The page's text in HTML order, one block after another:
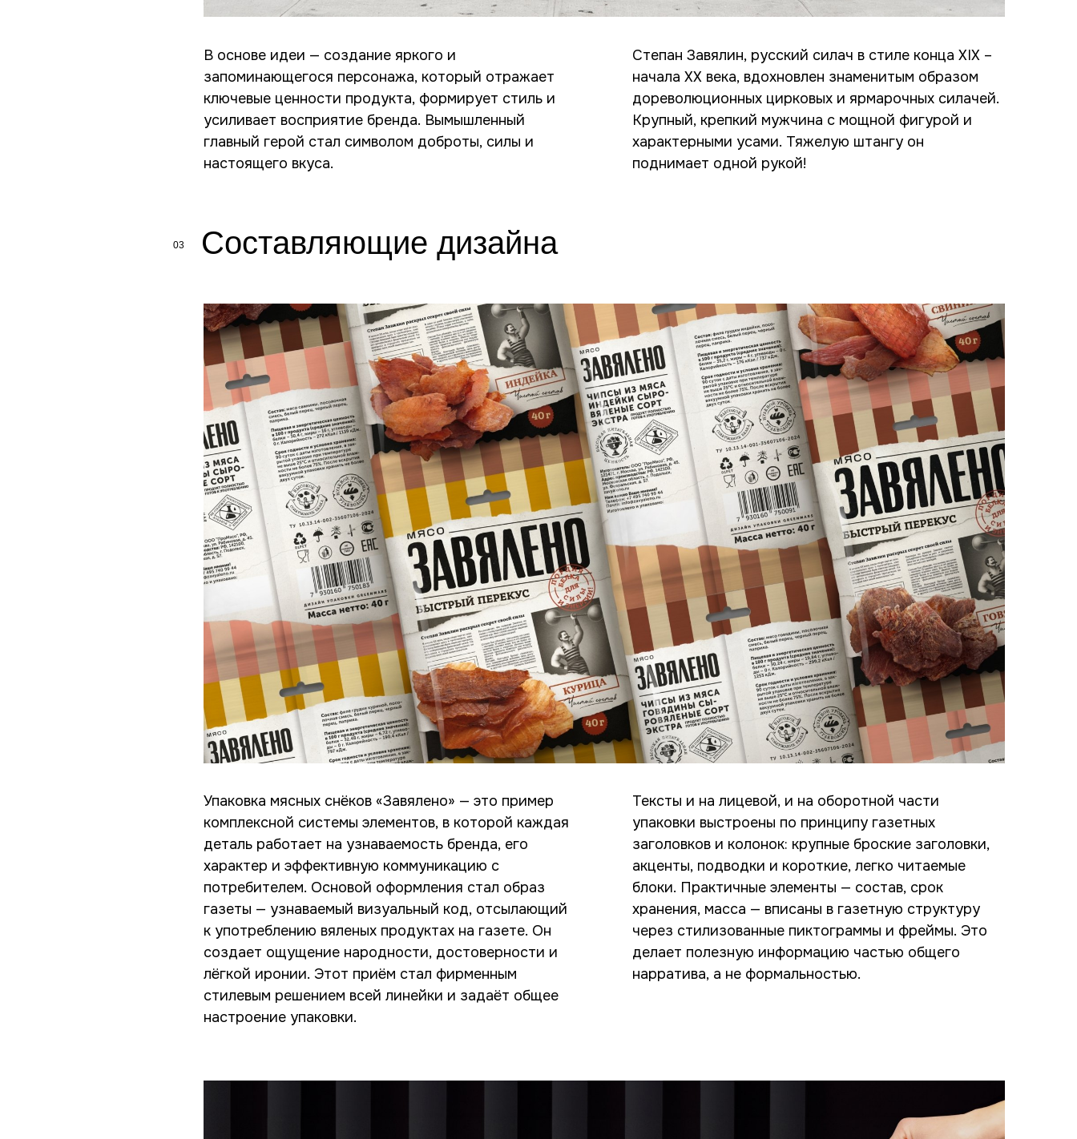
В основе идеи — создание яркого и
запоминающегося персонажа, который отражает
ключевые ценности продукта, формирует стиль и
усиливает восприятие бренда. Вымышленный
главный герой стал символом доброты, силы и
настоящего вкуса.
Степан Завялин, русский силач в стиле конца XIX –
начала XX века, вдохновлен знаменитым образом
дореволюционных цирковых и ярмарочных силачей.
Крупный, крепкий мужчина с мощной фигурой и
характерными усами. Тяжелую штангу он
поднимает одной рукой!
03 Составляющие дизайна
Упаковка мясных снёков «Завялено» — это пример
комплексной системы элементов, в которой каждая
деталь работает на узнаваемость бренда, его
характер и эффективную коммуникацию с
потребителем. Основой оформления стал образ
газеты — узнаваемый визуальный код, отсылающий
к употреблению вяленых продуктах на газете. Он
создает ощущение народности, достоверности и
лёгкой иронии. Этот приём стал фирменным
стилевым решением всей линейки и задаёт общее
настроение упаковки.
Тексты и на лицевой, и на оборотной части
упаковки выстроены по принципу газетных
заголовков и колонок: крупные броские заголовки,
акценты, подводки и короткие, легко читаемые
блоки. Практичные элементы — состав, срок
хранения, масса — вписаны в газетную структуру
через стилизованные пиктограммы и фреймы. Это
делает полезную информацию частью общего
нарратива, а не формальностью.